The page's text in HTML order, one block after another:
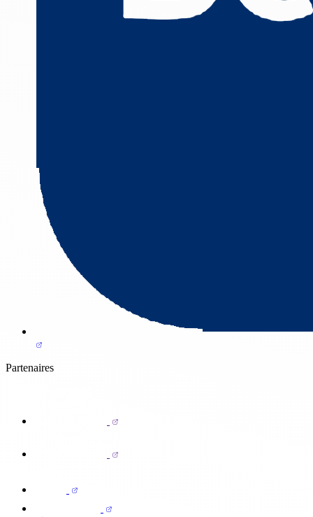
Partenaires